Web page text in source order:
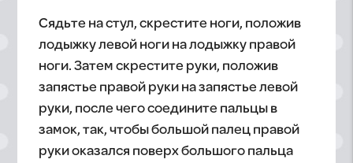
Сядьте на стул, скрестите ноги, положив
лодыжку левой ноги на лодыжку правой
ноги. Затем скрестите руки, положив
запястье правой руки на запястье левой
руки, после чего соедините пальцы в
замок, так, чтобы большой палец правой
руки оказался поверх большого пальца